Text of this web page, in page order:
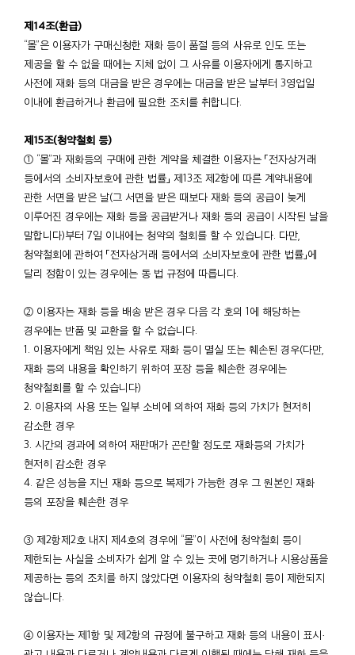
제14조(환급)
“몰”은 이용자가 구매신청한 재화 등이 품절 등의 사유로 인도 또는
제공을 할 수 없을 때에는 지체 없이 그 사유를 이용자에게 통지하고
사전에 재화 등의 대금을 받은 경우에는 대금을 받은 날부터 3영업일
이내에 환급하거나 환급에 필요한 조치를 취합니다.
제15조(청약철회 등)
① “몰”과 재화등의 구매에 관한 계약을 체결한 이용자는 「전자상거래
등에서의 소비자보호에 관한 법률」 제13조 제2항에 따른 계약내용에
관한 서면을 받은 날(그 서면을 받은 때보다 재화 등의 공급이 늦게
이루어진 경우에는 재화 등을 공급받거나 재화 등의 공급이 시작된 날을
말합니다)부터 7일 이내에는 청약의 철회를 할 수 있습니다. 다만,
청약철회에 관하여 「전자상거래 등에서의 소비자보호에 관한 법률」에
달리 정함이 있는 경우에는 동 법 규정에 따릅니다.
② 이용자는 재화 등을 배송 받은 경우 다음 각 호의 1에 해당하는
경우에는 반품 및 교환을 할 수 없습니다.
1. 이용자에게 책임 있는 사유로 재화 등이 멸실 또는 훼손된 경우(다만,
재화 등의 내용을 확인하기 위하여 포장 등을 훼손한 경우에는
청약철회를 할 수 있습니다)
2. 이용자의 사용 또는 일부 소비에 의하여 재화 등의 가치가 현저히
감소한 경우
3. 시간의 경과에 의하여 재판매가 곤란할 정도로 재화등의 가치가
현저히 감소한 경우
4. 같은 성능을 지닌 재화 등으로 복제가 가능한 경우 그 원본인 재화
등의 포장을 훼손한 경우
③ 제2항제2호 내지 제4호의 경우에 “몰”이 사전에 청약철회 등이
제한되는 사실을 소비자가 쉽게 알 수 있는 곳에 명기하거나 시용상품을
제공하는 등의 조치를 하지 않았다면 이용자의 청약철회 등이 제한되지
않습니다.
④ 이용자는 제1항 및 제2항의 규정에 불구하고 재화 등의 내용이 표시·